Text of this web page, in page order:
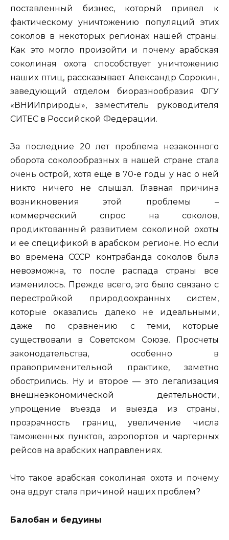
поставленный бизнес, который привел к
фактическому уничтожению популяций этих
соколов в некоторых регионах нашей страны.
Как это могло произойти и почему арабская
соколиная охота способствует уничтожению
наших птиц, рассказывает Александр Сорокин,
заведующий отделом биоразнообразия ФГУ
«ВНИИприроды», заместитель руководителя
СИТЕС в Российской Федерации.
За последние 20 лет проблема незаконного
оборота соколообразных в нашей стране стала
очень острой, хотя еще в 70-е годы у нас о ней
никто ничего не слышал. Главная причина
возникновения этой проблемы –
коммерческий спрос на соколов,
продиктованный развитием соколиной охоты
и ее спецификой в арабском регионе. Но если
во времена СССР контрабанда соколов была
невозможна, то после распада страны все
изменилось. Прежде всего, это было связано с
перестройкой природоохранных систем,
которые оказались далеко не идеальными,
даже по сравнению с теми, которые
существовали в Советском Союзе. Просчеты
законодательства, особенно в
правоприменительной практике, заметно
обострились. Ну и второе — это легализация
внешнеэкономической деятельности,
упрощение въезда и выезда из страны,
прозрачность границ, увеличение числа
таможенных пунктов, аэропортов и чартерных
рейсов на арабских направлениях.
Что такое арабская соколиная охота и почему
она вдруг стала причиной наших проблем?
Балобан и бедуины